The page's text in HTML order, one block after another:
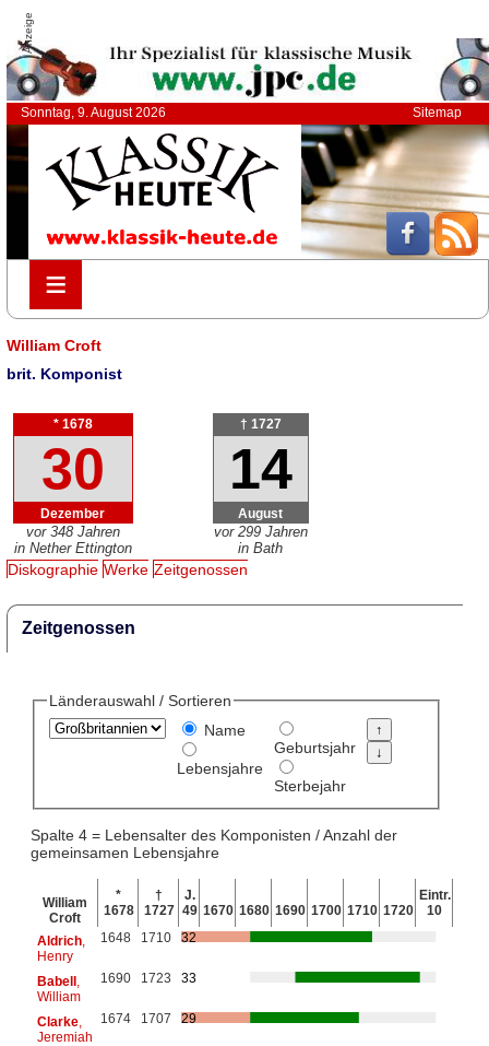
Anzeige
Sonntag, 9. August 2026 Sitemap
≡
≡
William Croft
brit. Komponist
* 1678
30
Dezember
vor 348 Jahren
in Nether Ettington
† 1727
14
August
vor 299 Jahren
in Bath
Diskographie Werke Zeitgenossen
Zeitgenossen
Länderauswahl / Sortieren
Name
Lebensjahre
Geburtsjahr
Sterbejahr
Spalte 4 = Lebensalter des Komponisten / Anzahl der
gemeinsamen Lebensjahre
William
Croft
*
1678
†
1727
J.
49 1670 1680 1690 1700 1710 1720
Eintr.
10
Aldrich,
Henry
1648 1710 32
Babell,
William
1690 1723 33
Clarke,
Jeremiah
1674 1707 29